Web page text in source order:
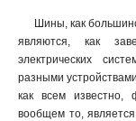
Шины, как
являются, как
электрических
разными
как всем известно,
вообщем то,